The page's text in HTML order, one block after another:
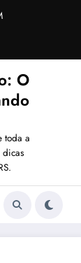
O
toda a
dicas